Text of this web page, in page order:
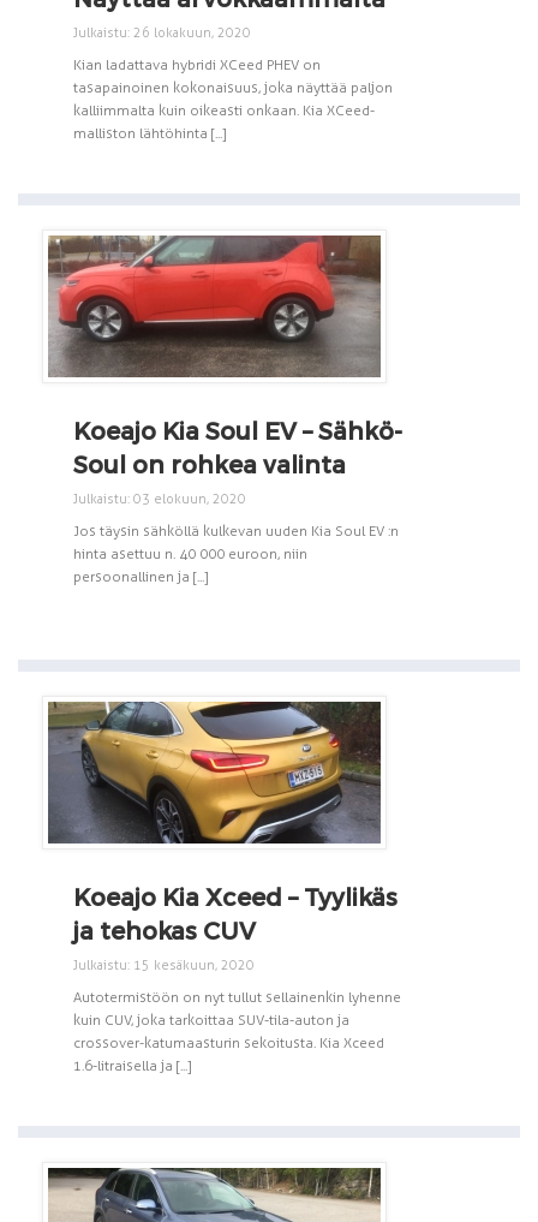
Julkaistu: 26 lokakuun, 2020
Kian ladattava hybridi XCeed PHEV on
tasapainoinen kokonaisuus, joka näyttää paljon
kalliimmalta kuin oikeasti onkaan. Kia XCeed-
malliston lähtöhinta [...]
Koeajo Kia Soul EV – Sähkö-
Soul on rohkea valinta
Julkaistu: 03 elokuun, 2020
Jos täysin sähköllä kulkevan uuden Kia Soul EV :n
hinta asettuu n. 40 000 euroon, niin
persoonallinen ja [...]
Koeajo Kia Xceed – Tyylikäs
ja tehokas CUV
Julkaistu: 15 kesäkuun, 2020
Autotermistöön on nyt tullut sellainenkin lyhenne
kuin CUV, joka tarkoittaa SUV-tila-auton ja
crossover-katumaasturin sekoitusta. Kia Xceed
1.6-litraisella ja [...]